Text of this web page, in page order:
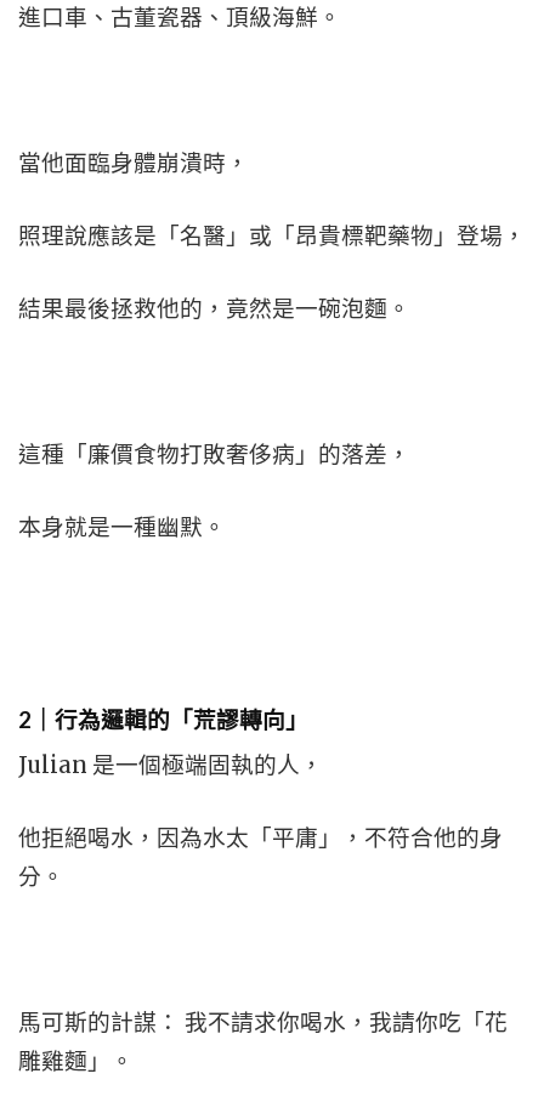
進口車、古董瓷器、頂級海鮮。
當他面臨身體崩潰時，
照理說應該是「名醫」或「昂貴標靶藥物」登場，
結果最後拯救他的，竟然是一碗泡麵。
這種「廉價食物打敗奢侈病」的落差，
本身就是一種幽默。
2｜行為邏輯的「荒謬轉向」
Julian 是一個極端固執的人，
他拒絕喝水，因為水太「平庸」，不符合他的身
分。
馬可斯的計謀： 我不請求你喝水，我請你吃「花
雕雞麵」。